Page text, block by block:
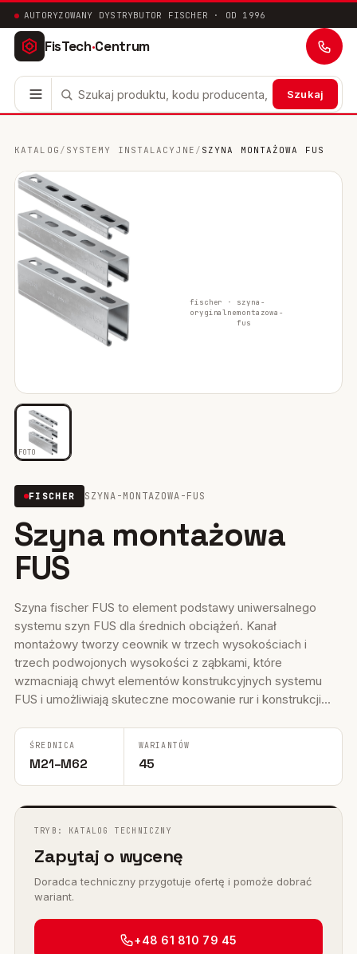
AUTORYZOWANY DYSTRYBUTOR FISCHER · OD 1996
FisTech·Centrum
Szukaj
Mocowania chemiczne 41
Mocowania ramowe
Mocowania uniwersalne
Systemy instalacyjne
Mocowania w pustych przestrzeniach
Mocowania ociepleń 28
Mocowania do rusztowań
Wiertła i narzędzia
Mocowania elektryczne
Wkręty
Firestop
Uszczelniacze, piany kleje
Systemy fasadowe
KATALOG / SYSTEMY INSTALACYJNE / SZYNA MONTAŻOWA FUS
FOTO
fischer ·
oryginalne
szyna-
montazowa-
fus
FISCHER SZYNA-MONTAZOWA-FUS
Szyna montażowa
FUS
Szyna fischer FUS to element podstawy uniwersalnego
systemu szyn FUS dla średnich obciążeń. Kanał
montażowy tworzy ceownik w trzech wysokościach i
trzech podwojonych wysokości z ząbkami, które
wzmacniają chwyt elementów konstrukcyjnych systemu
FUS i umożliwiają skuteczne mocowanie rur i konstrukcji...
ŚREDNICA
M21–M62
WARIANTÓW
45
TRYB: KATALOG TECHNICZNY
Zapytaj o wycenę
Doradca techniczny przygotuje ofertę i pomoże dobrać
wariant.
+48 61 810 79 45